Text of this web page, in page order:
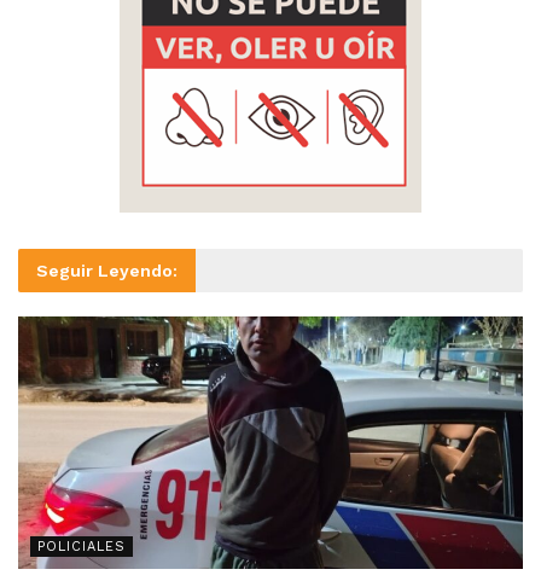
Seguir Leyendo:
POLICIALES